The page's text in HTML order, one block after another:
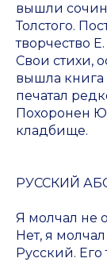
вышли
Толстого.
творчество
Свои стихи,
вышла книга
печатал
Похоронен
кладбище.
РУССКИЙ
Я молчал не
Нет, я
Русский.